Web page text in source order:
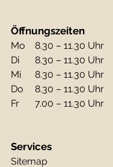
Öffnungszeiten
Mo 8.30 – 11.30 Uhr
Di
8.30 – 11.30 Uhr
Mi
8.30 – 11.30 Uhr
Do
8.30 – 11.30 Uhr
Fr
7.00 – 11.30 Uhr
Services
Sitemap